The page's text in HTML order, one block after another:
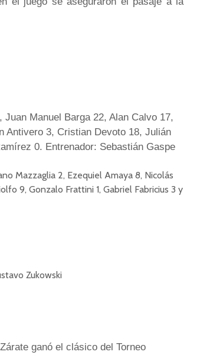
Manuel Barga 22, Alan Calvo 17,
Antivero 3, Cristian Devoto 18, Julián
0. Entrenador: Sebastián Gaspe
Mazzaglia 2, Ezequiel Amaya 8, Nicolás
9, Gonzalo Frattini 1, Gabriel Fabricius 3 y
Zukowski
ganó el clásico del Torneo